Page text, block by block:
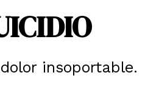
insoportable.